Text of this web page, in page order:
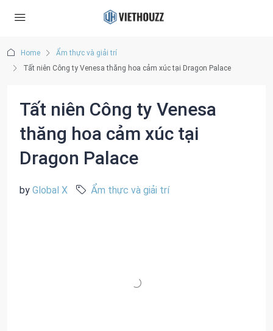
Home
Ẩm thực và giải trí
Tất niên Công ty Venesa thăng hoa cảm xúc tại Dragon Palace
Tất niên Công ty Venesa
thăng hoa cảm xúc tại
Dragon Palace
by Global X Ẩm thực và giải trí